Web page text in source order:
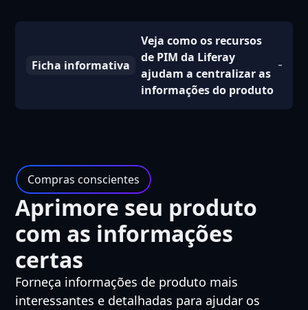
Ficha informativa
Veja como os recursos
de PIM da Liferay
ajudam a centralizar as
informações do produto
Compras conscientes
Aprimore seu produto
com as informações
certas
Forneça informações de produto mais
interessantes e detalhadas para ajudar os